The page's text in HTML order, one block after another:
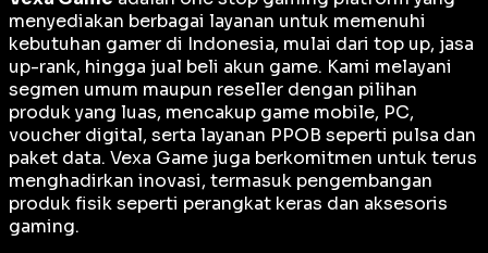
menyediakan berbagai layanan untuk memenuhi
kebutuhan gamer di Indonesia, mulai dari top up, jasa
up-rank, hingga jual beli akun game. Kami melayani
segmen umum maupun reseller dengan pilihan
produk yang luas, mencakup game mobile, PC,
voucher digital, serta layanan PPOB seperti pulsa dan
paket data. Vexa Game juga berkomitmen untuk terus
menghadirkan inovasi, termasuk pengembangan
produk fisik seperti perangkat keras dan aksesoris
gaming.